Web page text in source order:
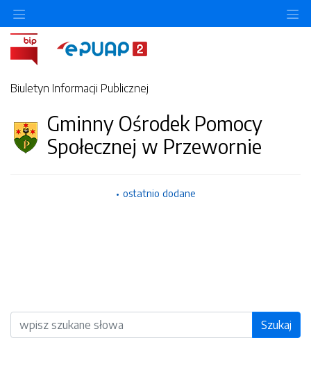
Biuletyn Informacji Publicznej
Gminny Ośrodek Pomocy
Społecznej w Przewornie
ostatnio dodane
Wyszukiwarka Szukaj